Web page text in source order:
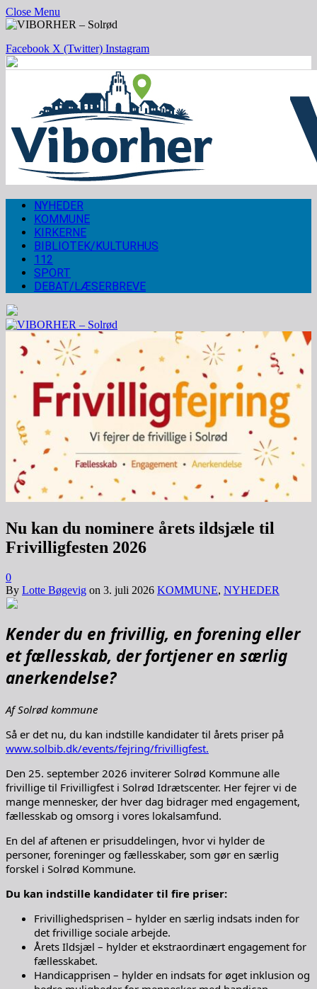
Close Menu
Facebook X (Twitter) Instagram
NYHEDER
KOMMUNE
KIRKERNE
BIBLIOTEK/KULTURHUS
112
SPORT
DEBAT/LÆSERBREVE
Nu kan du nominere årets ildsjæle til
Frivilligfesten 2026
0
By Lotte Bøgevig on 3. juli 2026 KOMMUNE, NYHEDER
Kender du en frivillig, en forening eller
et fællesskab, der fortjener en særlig
anerkendelse?
Af Solrød kommune
Så er det nu, du kan indstille kandidater til årets priser på
www.solbib.dk/events/fejring/frivilligfest.
Den 25. september 2026 inviterer Solrød Kommune alle
frivillige til Frivilligfest i Solrød Idrætscenter. Her fejrer vi de
mange mennesker, der hver dag bidrager med engagement,
fællesskab og omsorg i vores lokalsamfund.
En del af aftenen er prisuddelingen, hvor vi hylder de
personer, foreninger og fællesskaber, som gør en særlig
forskel i Solrød Kommune.
Du kan indstille kandidater til fire priser:
Frivillighedsprisen – hylder en særlig indsats inden for
det frivillige sociale arbejde.
Årets Ildsjæl – hylder et ekstraordinært engagement for
fællesskabet.
Handicapprisen – hylder en indsats for øget inklusion og